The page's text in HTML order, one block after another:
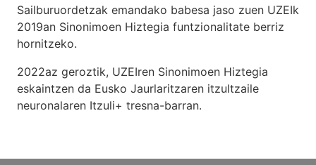
Sailburuordetzak emandako babesa jaso zuen UZEIk
2019an Sinonimoen Hiztegia funtzionalitate berriz
hornitzeko.
2022az geroztik, UZEIren Sinonimoen Hiztegia
eskaintzen da Eusko Jaurlaritzaren itzultzaile
neuronalaren Itzuli+ tresna-barran.